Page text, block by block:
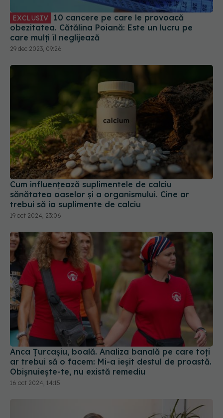
EXCLUSIV
obezitatea. Cătălina Poiană: Este un lucru pe
care mulți îl neglijează
29 dec 2023, 09:26
Cum influențează suplimentele de calciu
sănătatea oaselor și a organismului. Cine ar
trebui să ia suplimente de calciu
19 oct 2024, 23:06
Anca Țurcașiu, boală. Analiza banală pe care toți
ar trebui să o facem: Mi-a ieșit destul de proastă.
Obișnuiește-te, nu există remediu
16 oct 2024, 14:15